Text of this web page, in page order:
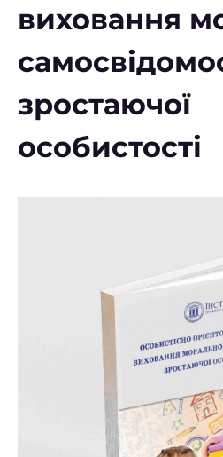
виховання
зростаючої
особистості